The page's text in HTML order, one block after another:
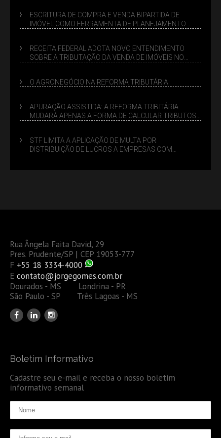
ESCRITURA DE COMPRA E VENDA BIPARTIDA DE
IMÓVEL COMO FERRAMENTA DE PLANEJAMENTO
RECEITA FEDERAL ADOTA NOVO ENTENDIMENTO
SOBRE A TRIBUTAÇÃO DA VENDA DE IMÓVEIS NO
O AGRONEGÓCIO NA REFORMA TRIBUTÁRIA
APURAÇÃO ASSISTIDA: A REFORMA TRIBITÁRIA
MUDARÁ APENAS A FORMA DE CALCULAR TRIBUTOS
STF LIMITA A APLICAÇÃO DE MULTA POR
DISTRIBUIÇÃO DE LUCROS A EMPRESAS COM
Rua Ângela Faita David, 29
Pres. Prudente/SP | CEP 19053-777
F +55 18 3334-4000
E contato@jorgegomes.com.br
Dourados - MS Londrina - PR
São Paulo - SP Três Lagoas - MS
Boletim Informativo
Cadastre seu e-mail e receba o nosso boletim
informativo semanal